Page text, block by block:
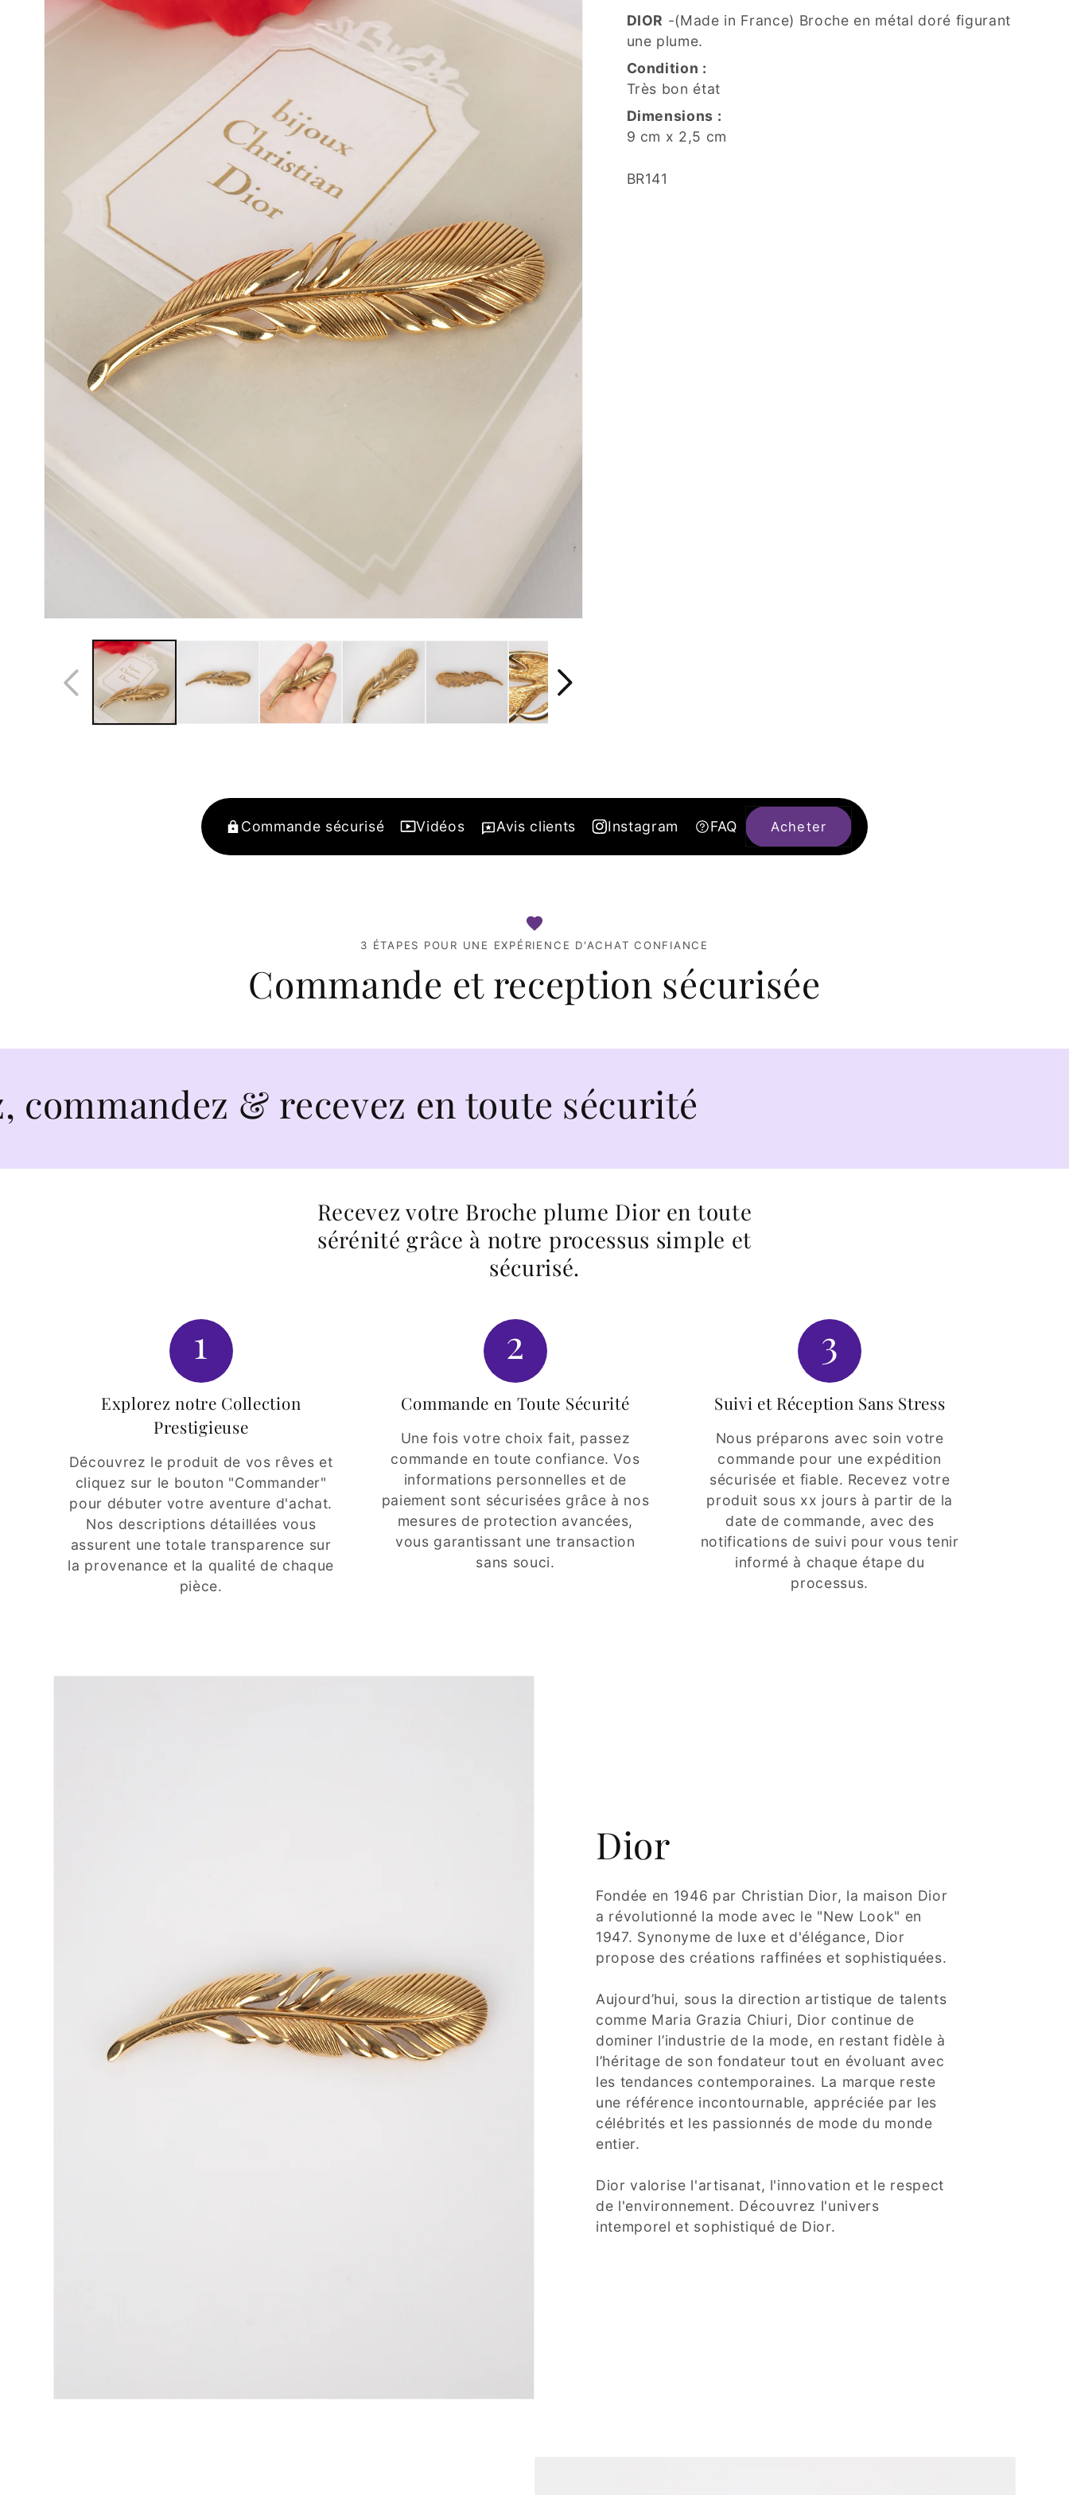
DIOR -(Made in France) Broche en métal doré figurant
une plume.
Condition :
Très bon état
Dimensions :
9 cm x 2,5 cm
SKU:
BR141
Commande sécurisé Vidéos Avis clients Instagram FAQ Acheter
3 ÉTAPES POUR UNE EXPÉRIENCE D'ACHAT CONFIANCE
Commande et reception sécurisée
& recevez en toute sécurité
Recevez votre Broche plume Dior en toute
sérénité grâce à notre processus simple et
sécurisé.
1
Explorez notre Collection
Prestigieuse
Découvrez le produit de vos rêves et
cliquez sur le bouton "Commander"
pour débuter votre aventure d'achat.
Nos descriptions détaillées vous
assurent une totale transparence sur
la provenance et la qualité de chaque
pièce.
2
Commande en Toute Sécurité
Une fois votre choix fait, passez
commande en toute confiance. Vos
informations personnelles et de
paiement sont sécurisées grâce à nos
mesures de protection avancées,
vous garantissant une transaction
sans souci.
3
Suivi et Réception Sans Stress
Nous préparons avec soin votre
commande pour une expédition
sécurisée et fiable. Recevez votre
produit sous xx jours à partir de la
date de commande, avec des
notifications de suivi pour vous tenir
informé à chaque étape du
processus.
Dior
Fondée en 1946 par Christian Dior, la maison Dior
a révolutionné la mode avec le "New Look" en
1947. Synonyme de luxe et d'élégance, Dior
propose des créations raffinées et sophistiquées.
Aujourd’hui, sous la direction artistique de talents
comme Maria Grazia Chiuri, Dior continue de
dominer l’industrie de la mode, en restant fidèle à
l’héritage de son fondateur tout en évoluant avec
les tendances contemporaines. La marque reste
une référence incontournable, appréciée par les
célébrités et les passionnés de mode du monde
entier.
Dior valorise l'artisanat, l'innovation et le respect
de l'environnement. Découvrez l'univers
intemporel et sophistiqué de Dior.